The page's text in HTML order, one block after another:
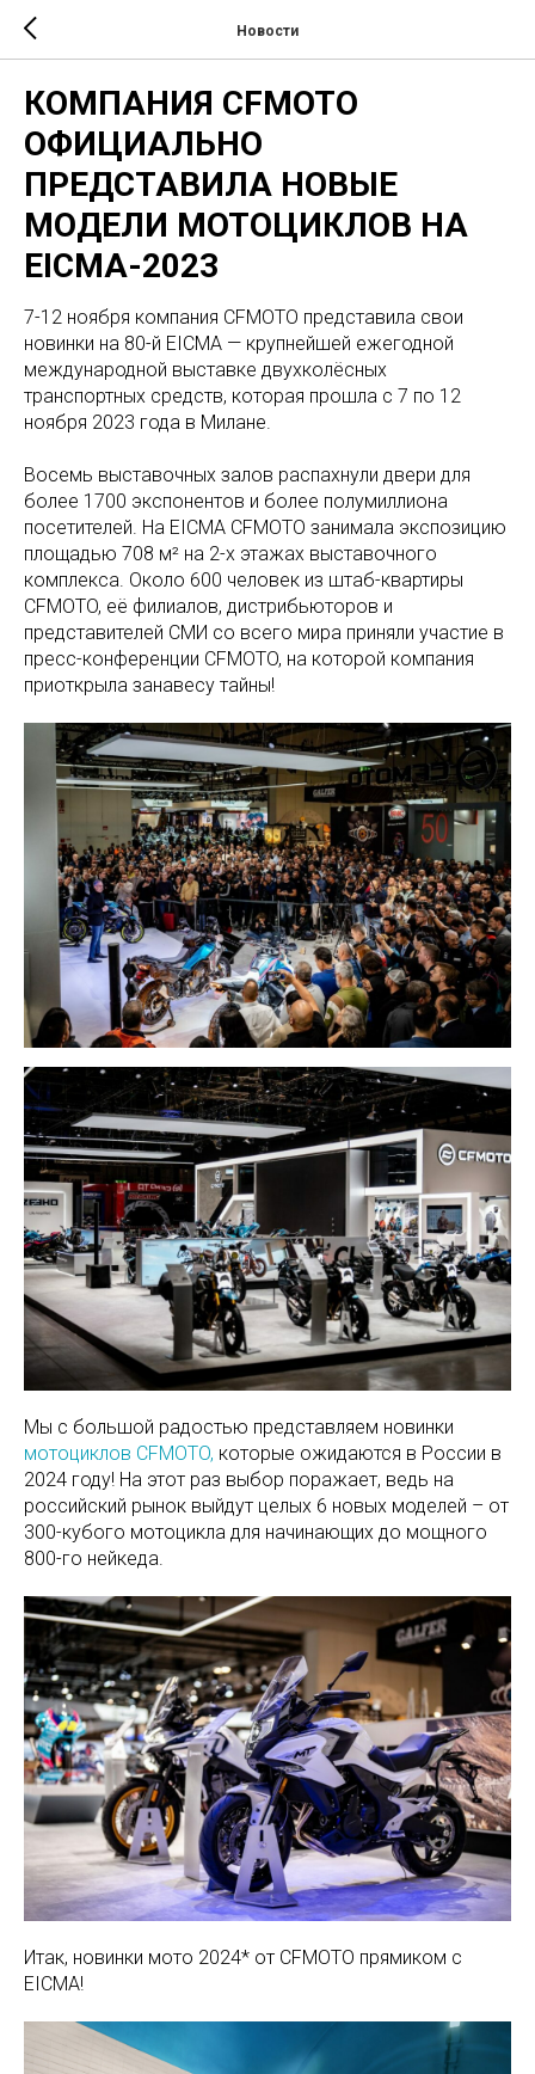
Новости
КОМПАНИЯ CFMOTO
ОФИЦИАЛЬНО
ПРЕДСТАВИЛА НОВЫЕ
МОДЕЛИ МОТОЦИКЛОВ НА
EICMA-2023
7-12 ноября компания CFMOTO представила свои
новинки на 80-й EICMA — крупнейшей ежегодной
международной выставке двухколёсных
транспортных средств, которая прошла с 7 по 12
ноября 2023 года в Милане.
Восемь выставочных залов распахнули двери для
более 1700 экспонентов и более полумиллиона
посетителей. На EICMA CFMOTO занимала экспозицию
площадью 708 м² на 2-х этажах выставочного
комплекса. Около 600 человек из штаб-квартиры
CFMOTO, её филиалов, дистрибьюторов и
представителей СМИ со всего мира приняли участие в
пресс-конференции CFMOTO, на которой компания
приоткрыла занавесу тайны!
Мы с большой радостью представляем новинки
мотоциклов CFMOTO, которые ожидаются в России в
2024 году! На этот раз выбор поражает, ведь на
российский рынок выйдут целых 6 новых моделей – от
300-кубого мотоцикла для начинающих до мощного
800-го нейкеда.
Итак, новинки мото 2024* от CFMOTO прямиком с
EICMA!